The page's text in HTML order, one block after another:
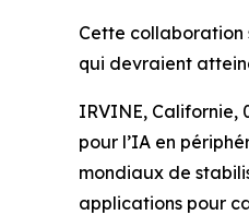
Cette collaboration
qui devraient
IRVINE, Californie,
pour l’IA en
mondiaux de
applications pour